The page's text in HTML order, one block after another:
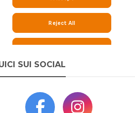
SUI SOCIAL